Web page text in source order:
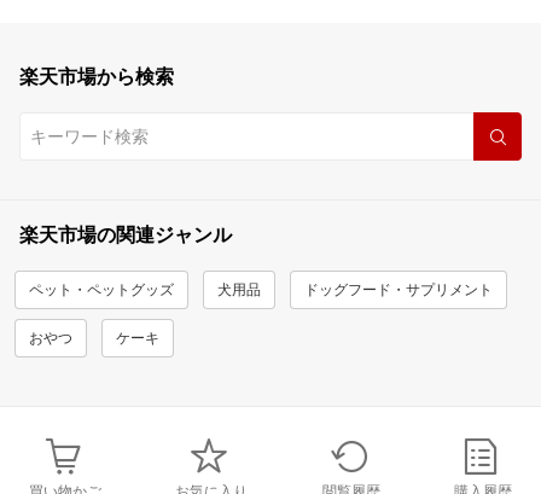
楽天市場から検索
楽天市場の関連ジャンル
ペット・ペットグッズ 犬用品 ドッグフード・サプリメント
おやつ ケーキ